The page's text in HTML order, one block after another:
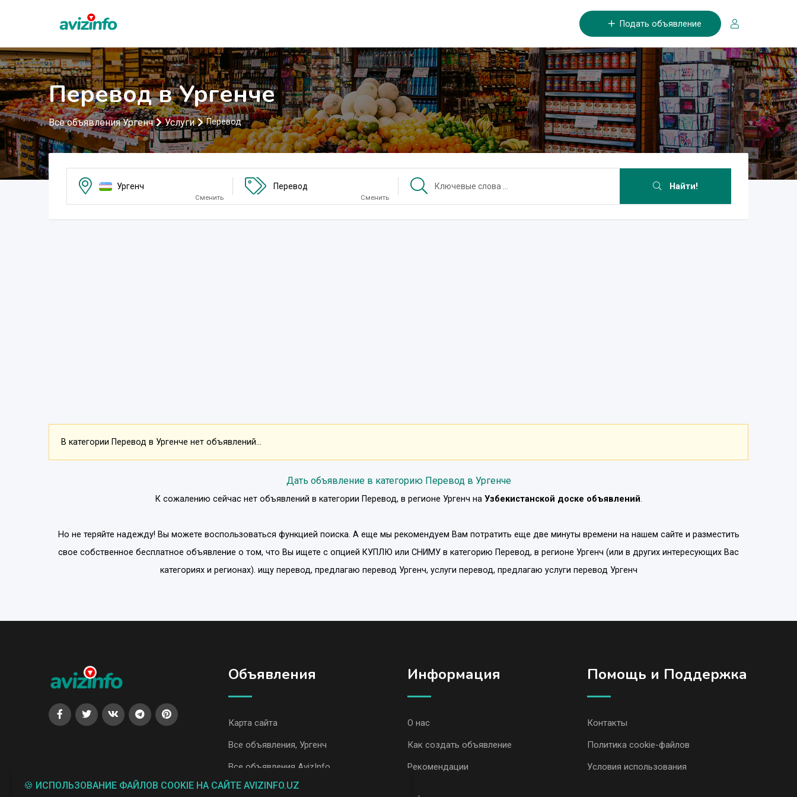
Подать объявление
Перевод в Ургенче
Все объявления Ургенч Услуги Перевод
Ургенч
Сменить
Перевод
Сменить
Найти!
В категории Перевод в Ургенче нет объявлений...
Дать объявление в категорию Перевод в Ургенче
К сожалению сейчас нет объявлений в категории Перевод, в регионе Ургенч на Узбекистанской доске объявлений.
Но не теряйте надежду! Вы можете воспользоваться функцией поиска. А еще мы рекомендуем Вам потратить еще две минуты времени на нашем сайте и разместить
свое собственное бесплатное объявление о том, что Вы ищете с опцией КУПЛЮ или СНИМУ в категорию Перевод, в регионе Ургенч (или в других интересующих Вас
категориях и регионах). ищу перевод, предлагаю перевод Ургенч, услуги перевод, предлагаю услуги перевод Ургенч
Объявления
Карта сайта
Все объявления, Ургенч
Все объявления AvizInfo
Информация
О нас
Как создать объявление
Рекомендации
Помощь и Поддержка
Контакты
Политика cookie-файлов
Условия использования
🍪 ИСПОЛЬЗОВАНИЕ ФАЙЛОВ COOKIE НА САЙТЕ AVIZINFO.UZ